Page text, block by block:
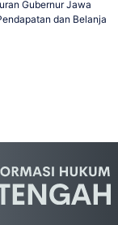
Gubernur Jawa
dan Belanja